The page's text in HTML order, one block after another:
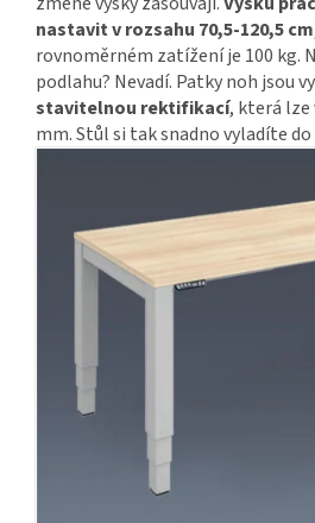
nastavit v rozsahu 70,5-120,5 cm
rovnoměrném zatížení je 100 kg.
podlahu? Nevadí. Patky noh jsou
stavitelnou rektifikací, která lze
mm. Stůl si tak snadno vyladíte